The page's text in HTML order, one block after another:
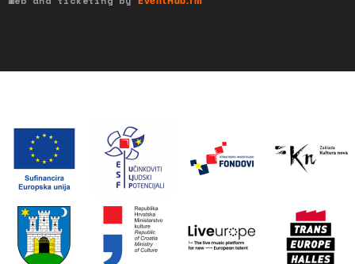
EventHub.fm